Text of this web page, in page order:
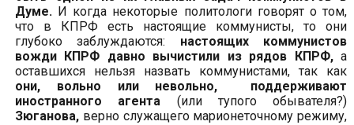
Думе. И когда некоторые политологи говорят о том,
что в КПРФ есть настоящие коммунисты, то они
глубоко заблуждаются: настоящих коммунистов
вожди КПРФ давно вычистили из рядов КПРФ,а
оставшихся нельзя назвать коммунистами, так как
они, вольно или невольно, поддерживают
иностранного агента (или тупого обывателя?)
Зюганова, верно служащего марионеточному режиму,